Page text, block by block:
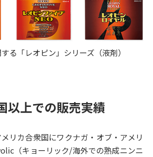
る「レオピン」シリーズ（液剤）
以上での販売実績
リカ合衆国にワクナガ・オブ・アメリ
（キョーリック/海外での熟成ニンニ